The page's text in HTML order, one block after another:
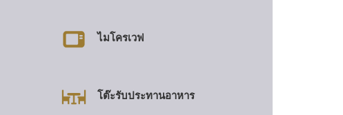
ไมโครเวฟ
โต๊ะรับประทานอาหาร